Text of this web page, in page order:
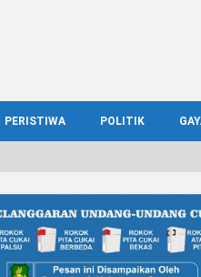
PERISTIWA POLITIK